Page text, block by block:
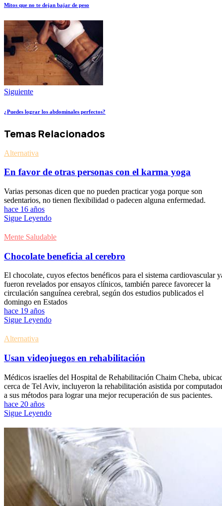
Mitos que no te dejan bajar de peso
Siguiente
¿Puedes lograr los abdominales perfectos?
Temas Relacionados
Alternativa
En favor de otras personas con el karma yoga
Varias personas dicen que no pueden practicar yoga porque son
sedentarios, no tienen flexibilidad o padecen alguna enfermedad.
hace 16 años
Sigue Leyendo
Mente Saludable
Chocolate beneficia al cerebro
El chocolate, cuyos efectos benéficos para el sistema cardiovascular
fueron revelados por ensayos clínicos, también parece favorecer la
circulación sanguínea cerebral, según dos estudios publicados el
domingo en Estados
hace 19 años
Sigue Leyendo
Alternativa
Usan videojuegos en rehabilitación
Médicos israelíes del Hospital de Rehabilitación Chaim Cheba,
cerca de Tel Aviv, incluyeron la rehabilitación asistida por
a sus métodos para lograr una mejor recuperación de sus pacientes.
hace 20 años
Sigue Leyendo